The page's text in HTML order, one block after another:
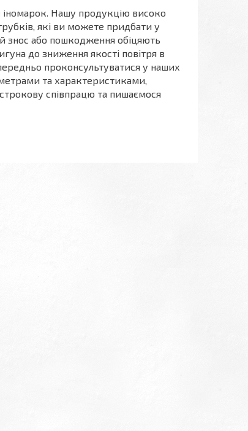
іномарок. Нашу продукцію високо
які ви можете придбати у
знос або пошкодження обіцяють
до зниження якості повітря в
проконсультуватися у наших
та характеристиками,
співпрацю та пишаємося